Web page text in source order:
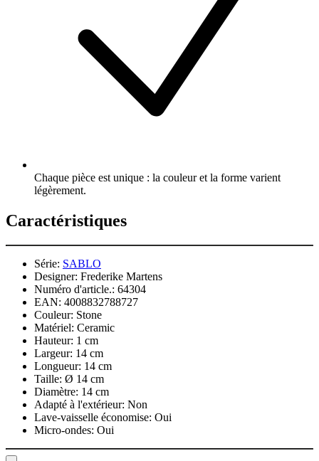
Chaque pièce est unique : la couleur et la forme varient
légèrement.
Caractéristiques
Série: SABLO
Designer: Frederike Martens
Numéro d'article.: 64304
EAN: 4008832788727
Couleur: Stone
Matériel: Ceramic
Hauteur: 1 cm
Largeur: 14 cm
Longueur: 14 cm
Taille: Ø 14 cm
Diamètre: 14 cm
Adapté à l'extérieur: Non
Lave-vaisselle économise: Oui
Micro-ondes: Oui